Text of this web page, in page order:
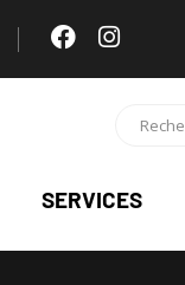
SERVICES